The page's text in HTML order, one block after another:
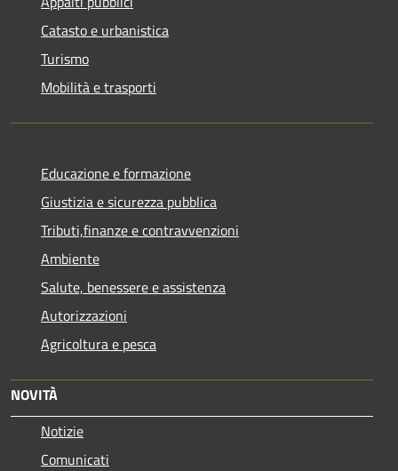
Catasto e urbanistica
Turismo
Mobilità e trasporti
Educazione e formazione
Giustizia e sicurezza pubblica
Tributi,finanze e contravvenzioni
Ambiente
Salute, benessere e assistenza
Autorizzazioni
Agricoltura e pesca
NOVITÀ
Notizie
Comunicati